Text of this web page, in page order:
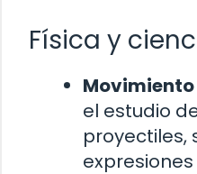
Física y
el estudio
proyectiles,